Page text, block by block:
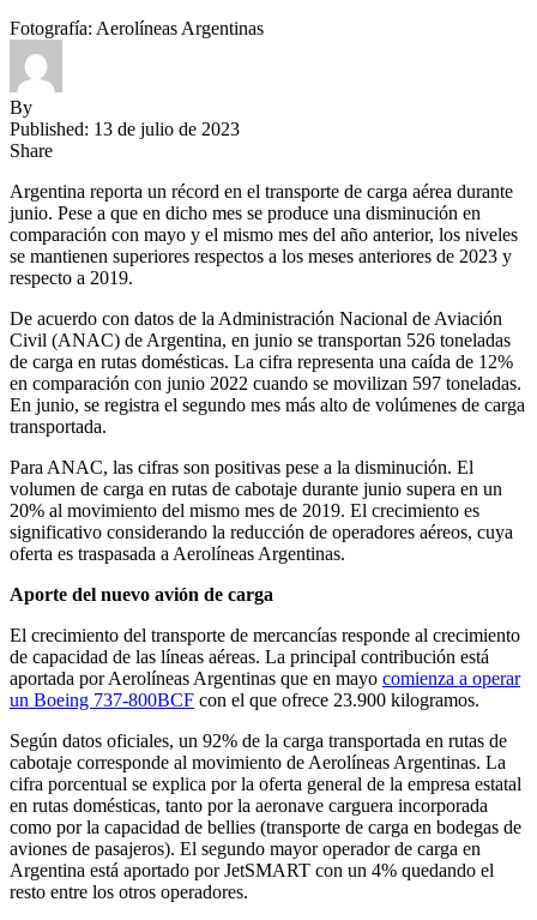
Fotografía: Aerolíneas Argentinas
By
Published: 13 de julio de 2023
Share
Argentina reporta un récord en el transporte de carga aérea durante
junio. Pese a que en dicho mes se produce una disminución en
comparación con mayo y el mismo mes del año anterior, los niveles
se mantienen superiores respectos a los meses anteriores de 2023 y
respecto a 2019.
De acuerdo con datos de la Administración Nacional de Aviación
Civil (ANAC) de Argentina, en junio se transportan 526 toneladas
de carga en rutas domésticas. La cifra representa una caída de 12%
en comparación con junio 2022 cuando se movilizan 597 toneladas.
En junio, se registra el segundo mes más alto de volúmenes de carga
transportada.
Para ANAC, las cifras son positivas pese a la disminución. El
volumen de carga en rutas de cabotaje durante junio supera en un
20% al movimiento del mismo mes de 2019. El crecimiento es
significativo considerando la reducción de operadores aéreos, cuya
oferta es traspasada a Aerolíneas Argentinas.
Aporte del nuevo avión de carga
El crecimiento del transporte de mercancías responde al crecimiento
de capacidad de las líneas aéreas. La principal contribución está
aportada por Aerolíneas Argentinas que en mayo comienza a operar
un Boeing 737-800BCF con el que ofrece 23.900 kilogramos.
Según datos oficiales, un 92% de la carga transportada en rutas de
cabotaje corresponde al movimiento de Aerolíneas Argentinas. La
cifra porcentual se explica por la oferta general de la empresa estatal
en rutas domésticas, tanto por la aeronave carguera incorporada
como por la capacidad de bellies (transporte de carga en bodegas de
aviones de pasajeros). El segundo mayor operador de carga en
Argentina está aportado por JetSMART con un 4% quedando el
resto entre los otros operadores.